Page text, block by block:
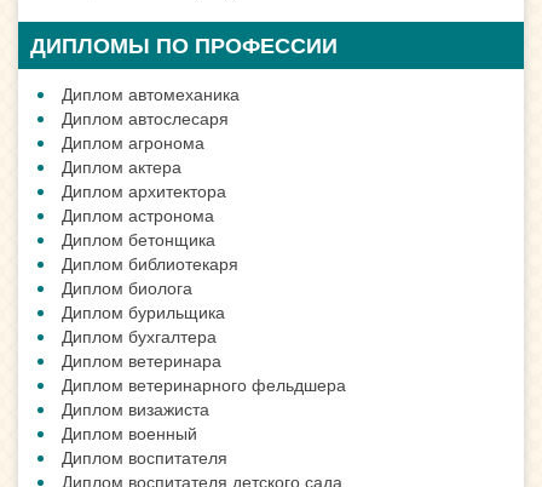
ДИПЛОМЫ ПО ПРОФЕССИИ
Диплом автомеханика
Диплом автослесаря
Диплом агронома
Диплом актера
Диплом архитектора
Диплом астронома
Диплом бетонщика
Диплом библиотекаря
Диплом биолога
Диплом бурильщика
Диплом бухгалтера
Диплом ветеринара
Диплом ветеринарного фельдшера
Диплом визажиста
Диплом военный
Диплом воспитателя
Диплом воспитателя детского сада